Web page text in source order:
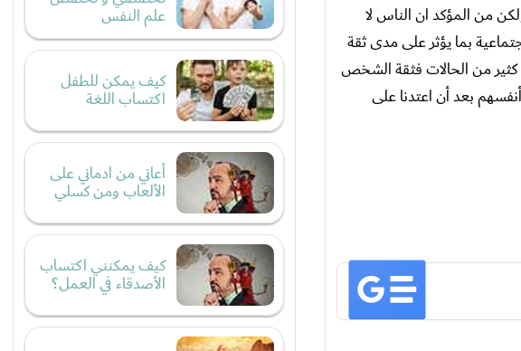
من المؤكد ان الناس لا
بما يؤثر على مدى ثقة
من الحالات فثقة الشخص
بعد أن اعتدنا على
علم النفس
كيف يمكن للطفل
اكتساب اللغة
أعاني من ادماني على
الألعاب ومن كسلي
كيف يمكنني اكتساب
الأصدقاء في العمل؟